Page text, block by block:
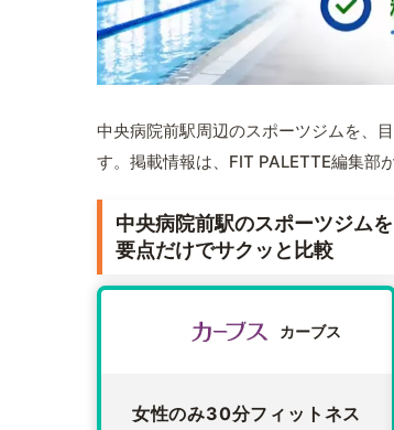
中央病院前駅周辺のスポーツジムを、
す。掲載情報は、FIT PALETTE編集部
中央病院前駅のスポーツジムを
要点だけでサクッと比較
カーブス
女性のみ30分フィットネス